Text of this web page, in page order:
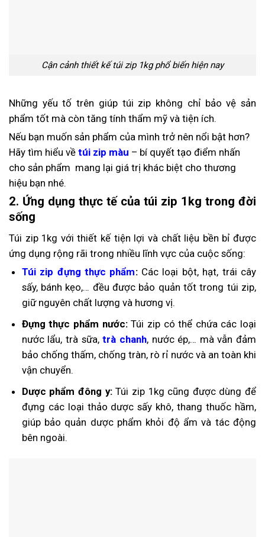
Cận cảnh thiết kế túi zip 1kg phổ biến hiện nay
Những yếu tố trên giúp túi zip không chỉ bảo vệ sản
phẩm tốt mà còn tăng tính thẩm mỹ và tiện ích.
Nếu bạn muốn sản phẩm của mình trở nên nổi bật hơn?
Hãy tìm hiểu về túi zip màu – bí quyết tạo điểm nhấn
cho sản phẩm mang lại giá trị khác biệt cho thương
hiệu bạn nhé.
2. Ứng dụng thực tế của túi zip 1kg trong đời
sống
Túi zip 1kg với thiết kế tiện lợi và chất liệu bền bỉ được
ứng dụng rộng rãi trong nhiều lĩnh vực của cuộc sống:
Túi zip đựng thực phẩm:Các loại bột, hạt, trái cây
sấy, bánh kẹo,… đều được bảo quản tốt trong túi zip,
giữ nguyên chất lượng và hương vị.
Đựng thực phẩm nước:Túi zip có thể chứa các loại
nước lẩu, trà sữa,trà chanh, nước ép,… mà vẫn đảm
bảo chống thấm, chống tràn, rò rỉ nước và an toàn khi
vận chuyển.
Dược phẩm đông y:Túi zip 1kg cũng được dùng để
đựng các loại thảo dược sấy khô, thang thuốc hầm,
giúp bảo quản dược phẩm khỏi độ ẩm và tác động
bên ngoài.